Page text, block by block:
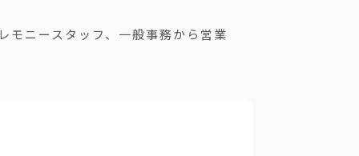
モニースタッフ、一般事務から営業